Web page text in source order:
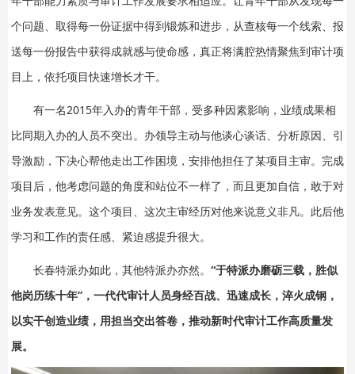
个问题、取得每一份证据中得到锻炼和进步，从查核每一个线索、报
送每一份报告中获得成就感与使命感，真正将满腔热情聚焦到审计项
目上，依托项目快速增长才干。
有一名2015年入办的青年干部，受多种因素影响，业绩成果相
比同期入办的人员不突出。办领导主动与他谈心谈话、分析原因、引
导激励，下决心帮他走出工作困境，安排他担任了某项目主审。完成
项目后，他考虑问题的角度和站位不一样了，而且更加自信，敢于对
业务发表意见。这个项目、这次主审经历对他来说意义非凡。此后他
学习和工作的责任感、紧迫感提升很大。
长春特派办如此，其他特派办亦然。 “于特派办磨砺三载，胜似
他岗历练十年”，一代代审计人员身经百战、迅速成长，淬火成钢，
以实干创造业绩，用担当交出答卷，推动新时代审计工作高质量发
展。